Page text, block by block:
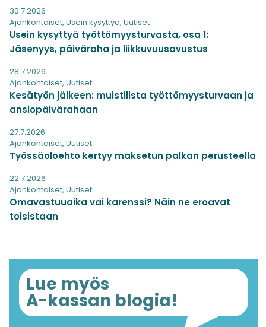
30.7.2026
Ajankohtaiset, Usein kysyttyä, Uutiset
Usein kysyttyä työttömyysturvasta, osa 1:
Jäsenyys, päiväraha ja liikkuvuusavustus
28.7.2026
Ajankohtaiset, Uutiset
Kesätyön jälkeen: muistilista työttömyysturvaan ja
ansiopäivärahaan
27.7.2026
Ajankohtaiset, Uutiset
Työssäoloehto kertyy maksetun palkan perusteella
22.7.2026
Ajankohtaiset, Uutiset
Omavastuuaika vai karenssi? Näin ne eroavat
toisistaan
Lue myös
A-kassan blogia!